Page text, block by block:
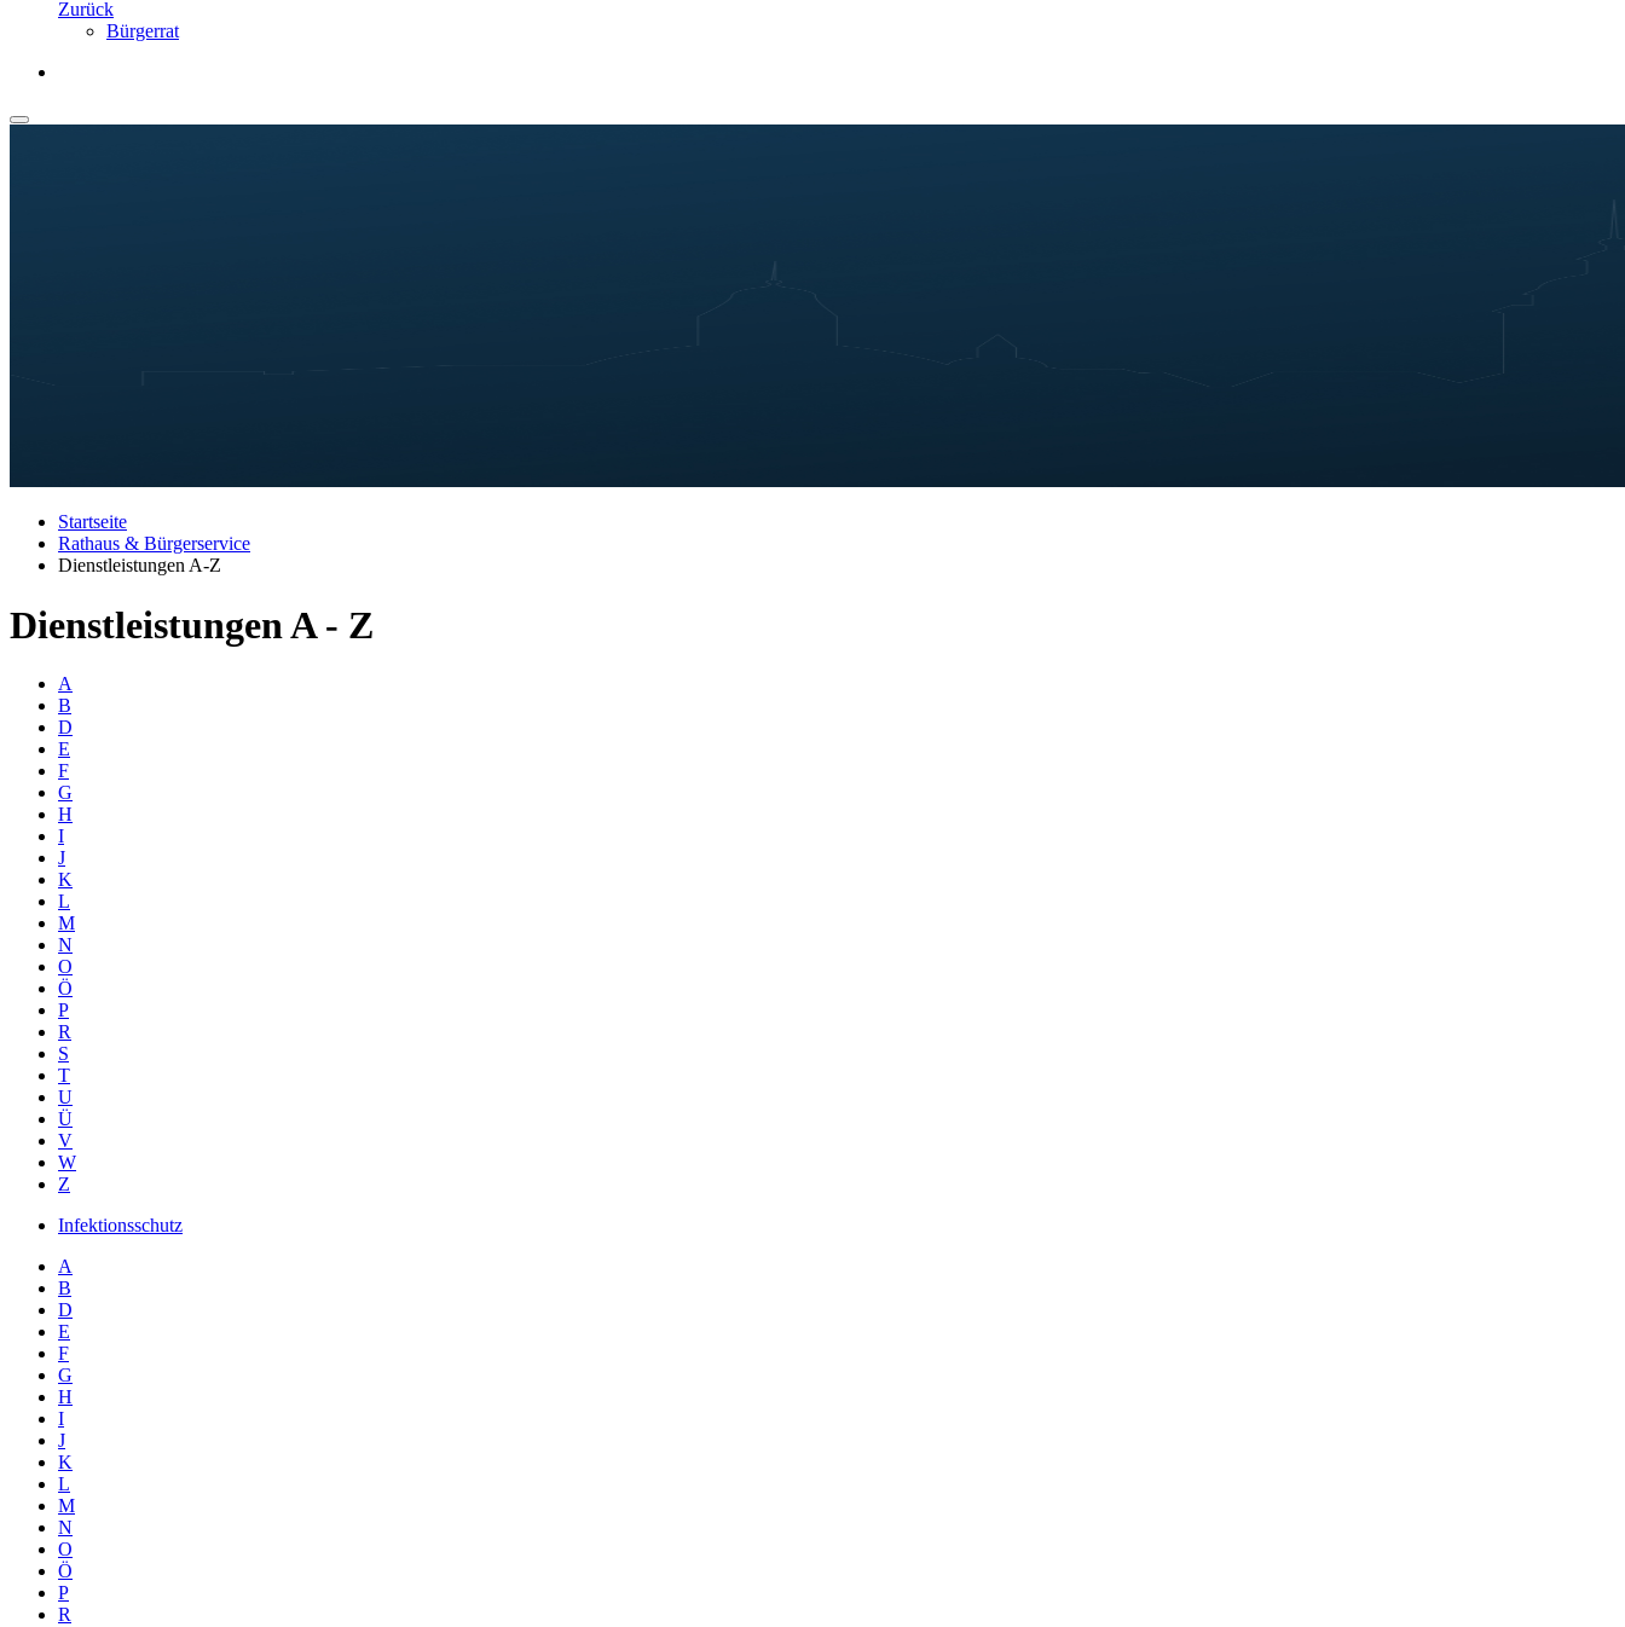
Zurück
Bürgerrat
Startseite
Rathaus & Bürgerservice
Dienstleistungen A-Z
Dienstleistungen A - Z
A
B
D
E
F
G
H
I
J
K
L
M
N
O
Ö
P
R
S
T
U
Ü
V
W
Z
Infektionsschutz
A
B
D
E
F
G
H
I
J
K
L
M
N
O
Ö
P
R